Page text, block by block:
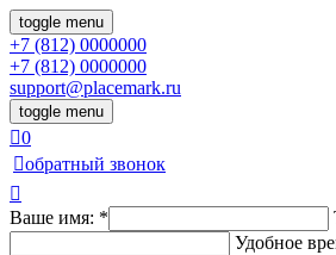
toggle menu
+7 (812) 0000000
+7 (812) 0000000
support@placemark.ru
toggle menu
0
обратный звонок

Ваше имя: *
Удобное